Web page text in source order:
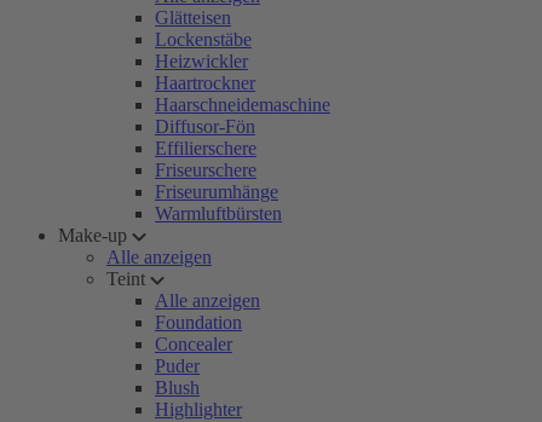
Glätteisen
Lockenstäbe
Heizwickler
Haartrockner
Haarschneidemaschine
Diffusor-Fön
Effilierschere
Friseurschere
Friseurumhänge
Warmluftbürsten
Make-up
Alle anzeigen
Teint
Alle anzeigen
Foundation
Concealer
Puder
Blush
Highlighter